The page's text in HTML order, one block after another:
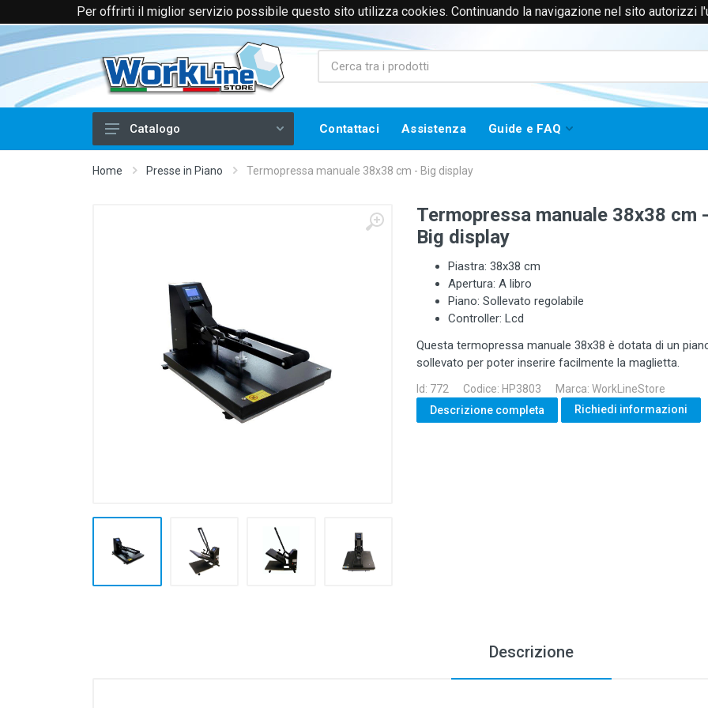
Per offrirti il miglior servizio possibile questo sito utilizza cookies. Continuando la navigazione nel sito autorizzi
+39 0174 088066 (Voce e WhatsApp) +39 0171385365 (Solo Voce) info@worklinestore.com
Laser
Stampa a Caldo
Tampografia
Plotter e Termopresse
Catalogo Contattaci Assistenza Guide e FAQ
Home Presse in Piano Termopressa manuale 38x38 cm - Big display
Termopressa manuale 38x38 cm -
Big display
Piastra: 38x38 cm
Apertura: A libro
Piano: Sollevato regolabile
Controller: Lcd
Questa termopressa manuale 38x38 è dotata di un
sollevato per poter inserire facilmente la maglietta.
Id: 772 Codice: HP3803
Marca: WorkLineStore
Descrizione completa
Richiedi informazioni
Descrizione